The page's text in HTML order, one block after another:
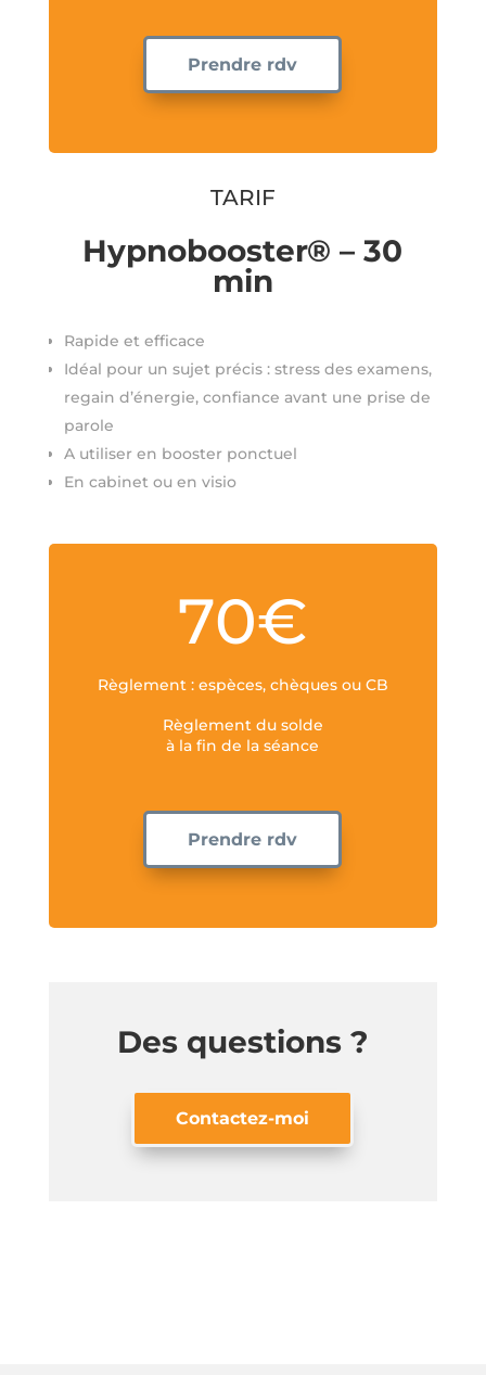
Prendre rdv
TARIF
Hypnobooster® – 30
min
Rapide et efficace
Idéal pour un sujet précis : stress des examens,
regain d’énergie, confiance avant une prise de
parole
A utiliser en booster ponctuel
En cabinet ou en visio
70€
Règlement : espèces, chèques ou CB
Règlement du solde
à la fin de la séance
Prendre rdv
Des questions ?
Contactez-moi